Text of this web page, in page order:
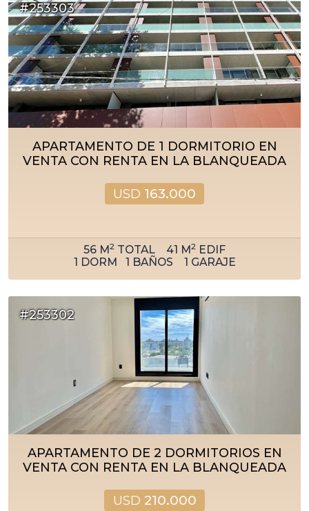
#253303
APARTAMENTO DE 1 DORMITORIO EN
VENTA CON RENTA EN LA BLANQUEADA
USD 163.000
56 M2 TOTAL 41 M2 EDIF
1 DORM 1 BAÑOS 1 GARAJE
#253302
APARTAMENTO DE 2 DORMITORIOS EN
VENTA CON RENTA EN LA BLANQUEADA
USD 210.000